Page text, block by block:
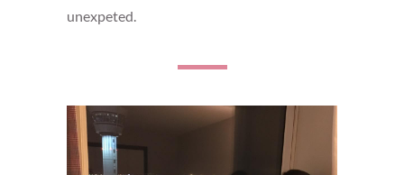
unexpeted.